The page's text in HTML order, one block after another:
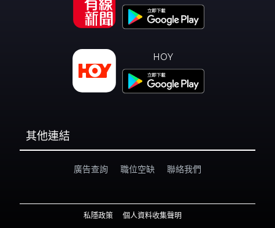
HOY
其他連結
廣告查詢 職位空缺 聯絡我們
私隱政策
個人資料收集聲明